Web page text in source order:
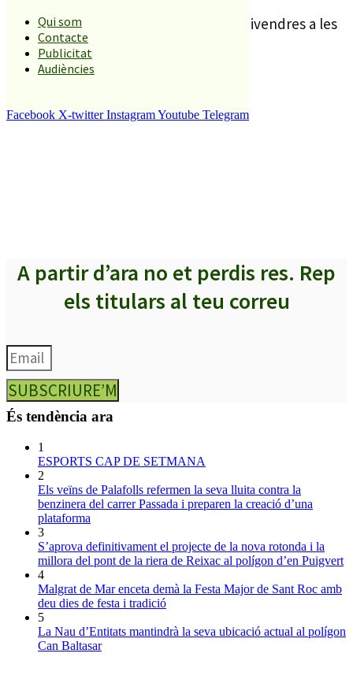
Qui som
Contacte
Publicitat
Audiències
Facebook X-twitter InstagramYoutube Telegram
Els interessats tenen una cita aquest divendres a les
16h a l’OCINE Blanes
A partir d’ara no et perdis res. Rep
els titulars al teu correu
SUBSCRIURE’M
És tendència ara
1
ESPORTS CAP DE SETMANA
2
Els veïns de Palafolls refermen la seva lluita contra la
benzinera del carrer Passada i preparen la creació d’una
plataforma
3
S’aprova definitivament el projecte de la nova rotonda i la
millora del pont de la riera de Reixac al polígon d’en Puigvert
4
Malgrat de Mar enceta demà la Festa Major de Sant Roc amb
deu dies de festa i tradició
5
La Nau d’Entitats mantindrà la seva ubicació actual al polígon
Can Baltasar